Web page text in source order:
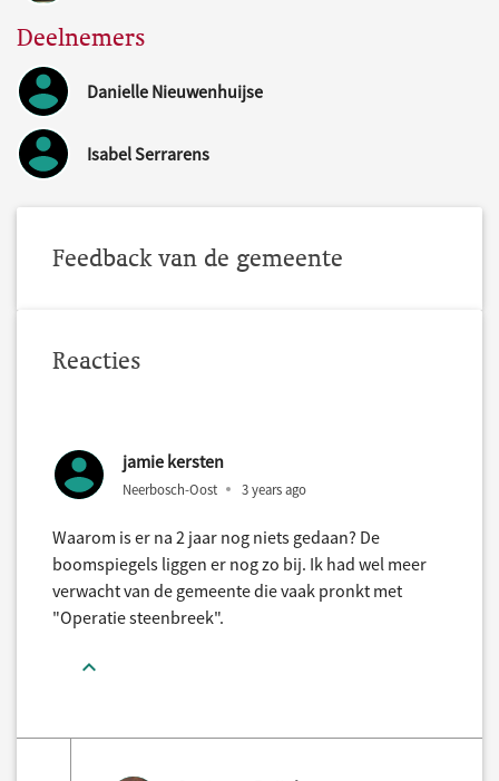
Deelnemers
Danielle Nieuwenhuijse
Isabel Serrarens
Feedback van de gemeente
Reacties
jamie kersten
Neerbosch-Oost 3 years ago
Waarom is er na 2 jaar nog niets gedaan? De
boomspiegels liggen er nog zo bij. Ik had wel meer
verwacht van de gemeente die vaak pronkt met
"Operatie steenbreek".